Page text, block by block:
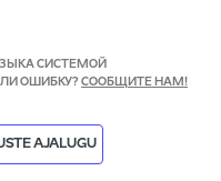
СИСТЕМОЙ
ОШИБКУ? СООБЩИТЕ НАМ!
AJALUGU